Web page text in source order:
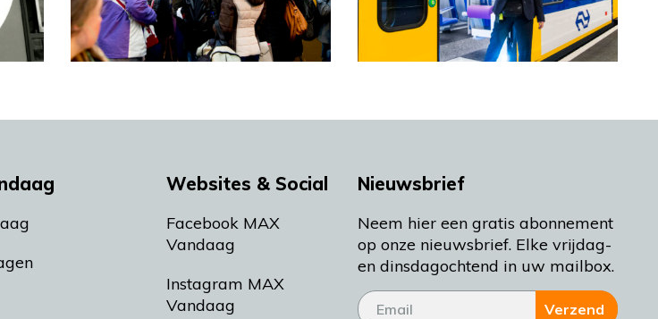
Websites & Social
Facebook MAX
Vandaag
Instagram MAX
Vandaag
Nieuwsbrief
Neem hier een gratis abonnement
op onze nieuwsbrief. Elke vrijdag-
en dinsdagochtend in uw mailbox.
Verzend